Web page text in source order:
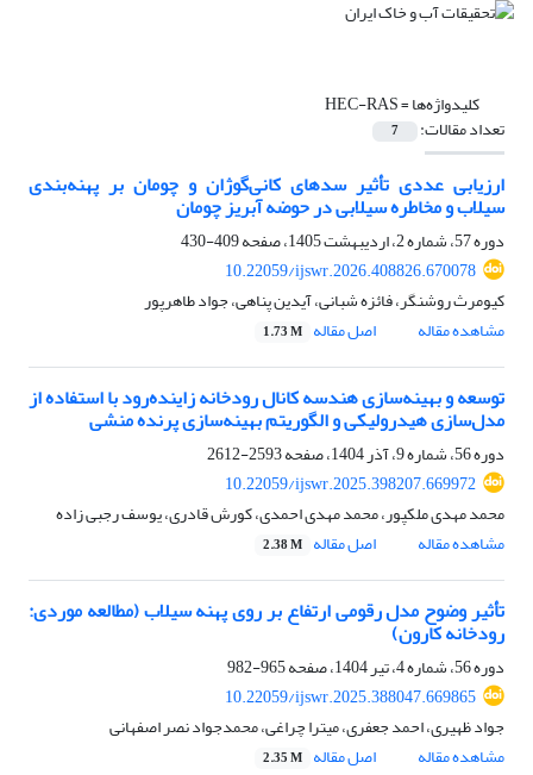
کلیدواژه‌ها =HEC-RAS
تعداد مقالات: 7
ارزیابی عددی تأثیر سدهای کانی‌گوژان و چومان بر پهنه‌بندی
سیلاب و مخاطره سیلابی در حوضه آبریز چومان
دوره 57، شماره 2، اردیبهشت 1405، صفحه
409-430
10.22059/ijswr.2026.408826.670078
کیومرث روشنگر، فائزه شبانی، آیدین پناهی، جواد طاهرپور
مشاهده مقاله
اصل مقاله 1.73 M
توسعه و بهینه‌سازی هندسه کانال رودخانه زاینده‌رود با استفاده از
مدل‌سازی هیدرولیکی و الگوریتم بهینه‌سازی پرنده منشی
دوره 56، شماره 9، آذر 1404، صفحه
2593-2612
10.22059/ijswr.2025.398207.669972
محمد مهدی ملکپور، محمد مهدی احمدی، کورش قادری، یوسف رجبی زاده
مشاهده مقاله
اصل مقاله 2.38 M
تأثیر وضوح مدل رقومی ارتفاع بر روی پهنه سیلاب (مطالعه موردی:
رودخانه کارون)
دوره 56، شماره 4، تیر 1404، صفحه
965-982
10.22059/ijswr.2025.388047.669865
جواد ظهیری، احمد جعفری، میترا چراغی، محمدجواد نصر اصفهانی
مشاهده مقاله
اصل مقاله 2.35 M